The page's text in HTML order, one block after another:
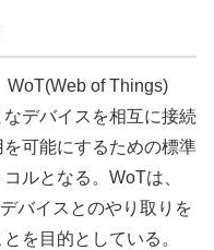
WoT(Web of Things)
デバイスを相互に接続
可能にするための標準
ルとなる。WoTは、
バイスとのやり取りを
を目的としている。